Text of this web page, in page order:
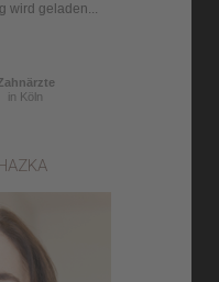
wird geladen...
in Köln